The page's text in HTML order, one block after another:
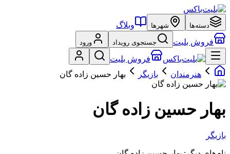
دسته‌ها شهرها
وبلاگ
فروش بلیت
جستجوی رویداد ورود
فروش بلیت
هنرمندان
بازیگر بهار حسین زاده گان
بهار حسین زاده گان
بازیگر